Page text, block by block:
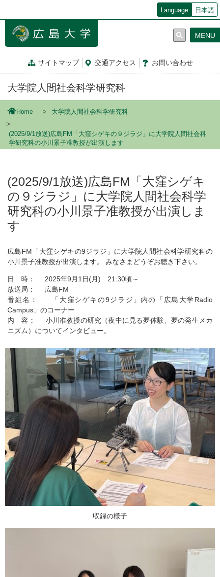
ン
Language 日本語
サイトマップ 交通アクセス お問い合わせ
MENU
大学院人間社会科学研究科
Home 大学院人間社会科学研究科
(2025/9/1放送)広島FM「大窪シゲキの９ジラジ」に大学院人間社会科
学研究科の小川景子准教授が出演します
(2025/9/1放送)広島FM「大窪シゲキ
の９ジラジ」に大学院人間社会科学
研究科の小川景子准教授が出演しま
す
広島FM「大窪シゲキの9ジラジ」に大学院人間社会科学研究科の
小川景子准教授が出演します。 みなさまどうぞお聴き下さい。
日 時： 2025年9月1日(月) 21:30頃～
放送局： 広島FM
番組名： 「大窪シゲキの9ジラジ」内の「広島大学Radio
Campus」のコーナー
内 容： 小川准教授の研究（夜中に見る夢体験、夢の発生メカ
ニズム）についてインタビュー。
収録の様子